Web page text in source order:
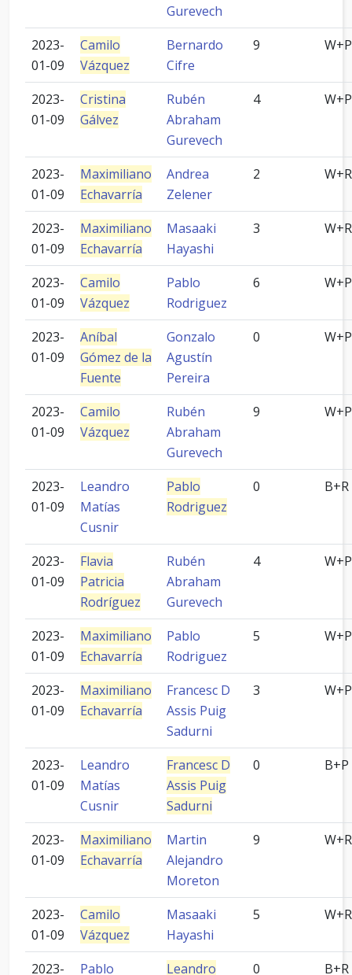
Gurevech
2023-
01-09
Camilo
Vázquez
Bernardo
Cifre
9 W+P
2023-
01-09
Cristina
Gálvez
Rubén
Abraham
Gurevech
4 W+P
2023-
01-09
Maximiliano
Echavarría
Andrea
Zelener
2 W+R
2023-
01-09
Maximiliano
Echavarría
Masaaki
Hayashi
3 W+R
2023-
01-09
Camilo
Vázquez
Pablo
Rodriguez
6 W+P
2023-
01-09
Aníbal
Gómez de la
Fuente
Gonzalo
Agustín
Pereira
0 W+P
2023-
01-09
Camilo
Vázquez
Rubén
Abraham
Gurevech
9 W+P
2023-
01-09
Leandro
Matías
Cusnir
Pablo
Rodriguez
0 B+R
2023-
01-09
Flavia
Patricia
Rodríguez
Rubén
Abraham
Gurevech
4 W+P
2023-
01-09
Maximiliano
Echavarría
Pablo
Rodriguez
5 W+P
2023-
01-09
Maximiliano
Echavarría
Francesc D
Assis Puig
Sadurni
3 W+P
2023-
01-09
Leandro
Matías
Cusnir
Francesc D
Assis Puig
Sadurni
0 B+P
2023-
01-09
Maximiliano
Echavarría
Martin
Alejandro
Moreton
9 W+R
2023-
01-09
Camilo
Vázquez
Masaaki
Hayashi
5 W+R
2023- Pablo Leandro 0 B+R